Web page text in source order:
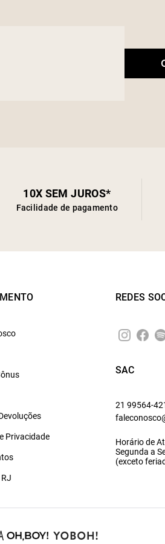
10X SEM JUROS*
Facilidade de pagamento
Privacidade
REDES
SAC
21 99564-
Horário de
Segunda a
(exceto